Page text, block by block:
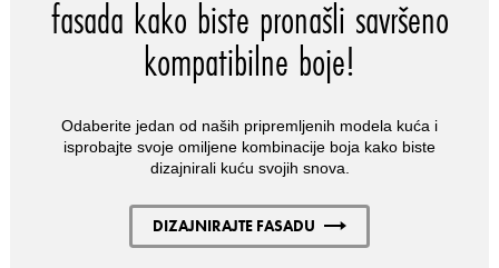
fasada kako biste pronašli savršeno
kompatibilne boje!
Odaberite jedan od naših pripremljenih modela kuća i
isprobajte svoje omiljene kombinacije boja kako biste
dizajnirali kuću svojih snova.
DIZAJNIRAJTE FASADU